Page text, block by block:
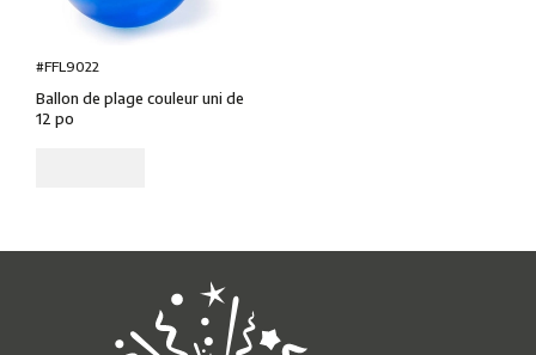
#FFL9022
Ballon de plage couleur uni de
12 po